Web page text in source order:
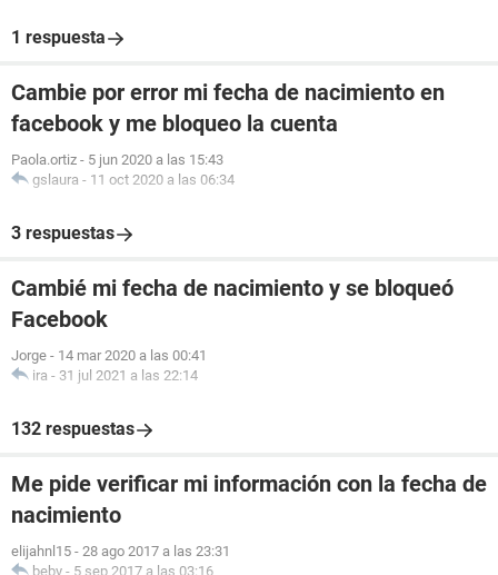
1 respuesta
Cambie por error mi fecha de nacimiento en
facebook y me bloqueo la cuenta
Paola.ortiz - 5 jun 2020 a las 15:43
gslaura - 11 oct 2020 a las 06:34
3 respuestas
Cambié mi fecha de nacimiento y se bloqueó
Facebook
Jorge - 14 mar 2020 a las 00:41
ira - 31 jul 2021 a las 22:14
132 respuestas
Me pide verificar mi información con la fecha de
nacimiento
elijahnl15 - 28 ago 2017 a las 23:31
beby - 5 sep 2017 a las 03:16